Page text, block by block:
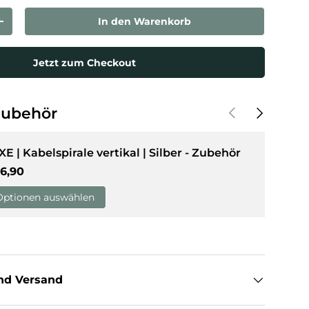
erhöhen In den Warenkorb
Jetzt zum Checkout
VorherigeNächste
| Kabelspirale vertikal | Silber - Zubehör
Preis
auswählen
Versand